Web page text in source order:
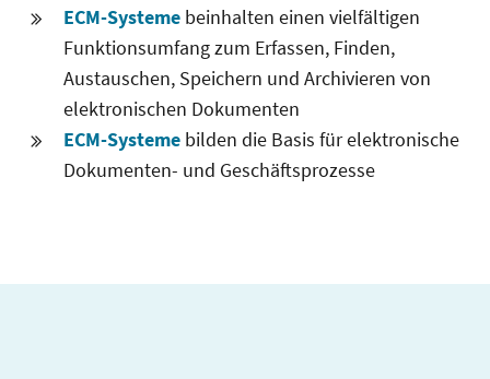
ECM-Systemebeinhalten einen vielfältigen
Funktionsumfang zum Erfassen, Finden,
Austauschen, Speichern und Archivieren von
elektronischen Dokumenten
ECM-Systemebilden die Basis für elektronische
Dokumenten- und Geschäftsprozesse